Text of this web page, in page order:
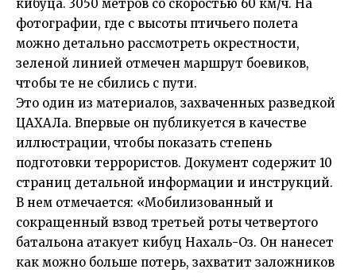
кибуца. 3050 метров со скоростью 60 км/ч. На
фотографии, где с высоты птичьего полета
можно детально рассмотреть окрестности,
зеленой линией отмечен маршрут боевиков,
чтобы те не сбились с пути.
Это один из материалов, захваченных разведкой
ЦАХАЛа. Впервые он публикуется в качестве
иллюстрации, чтобы показать степень
подготовки террористов. Документ содержит 10
страниц детальной информации и инструкций.
В нем отмечается: «Мобилизованный и
сокращенный взвод третьей роты четвертого
батальона атакует кибуц Нахаль-Оз. Он нанесет
как можно больше потерь, захватит заложников